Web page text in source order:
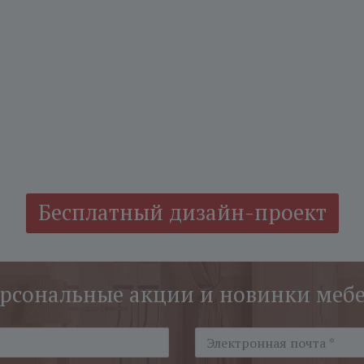
Бесплатный дизайн-проект
акции и новинки